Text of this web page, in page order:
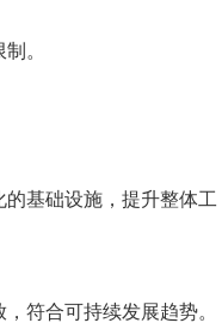
。
基础设施，提升整体工
符合可持续发展趋势。